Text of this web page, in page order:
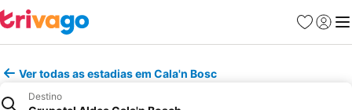
Favoritos
Iniciar
Ver todas as estadias em Cala'n Bosc
Destino